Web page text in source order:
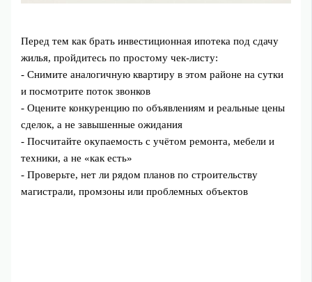
Перед тем как брать инвестиционная ипотека под сдачу
жилья, пройдитесь по простому чек-листу:
- Снимите аналогичную квартиру в этом районе на сутки
и посмотрите поток звонков
- Оцените конкуренцию по объявлениям и реальные цены
сделок, а не завышенные ожидания
- Посчитайте окупаемость с учётом ремонта, мебели и
техники, а не «как есть»
- Проверьте, нет ли рядом планов по строительству
магистрали, промзоны или проблемных объектов